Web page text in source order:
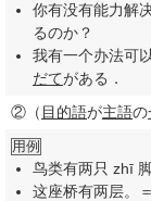
你有没有能力解
るのか？
我有一个办法可
だてがある．
② （ 目的語が主語の
用例
鸟类有两只 zhī
这座桥有两层。